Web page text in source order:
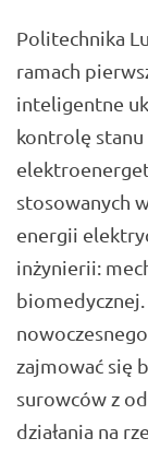
Politechnika
ramach
inteligentne
kontrolę stanu
stosowanych
energii
inżynierii:
zajmować się
surowców z
działania na